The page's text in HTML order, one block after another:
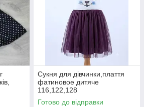
Сукня для дівчинки,плаття
фатиновое дитяче
116,122,128
Готово до відправки